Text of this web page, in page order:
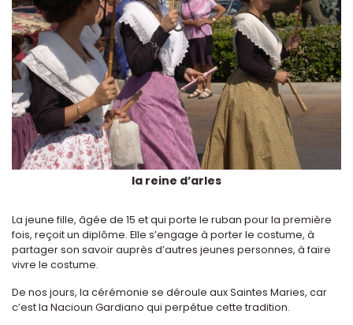
la reine d’arles
La jeune fille, âgée de 15 et qui porte le ruban pour la première
fois, reçoit un diplôme. Elle s’engage à porter le costume, à
partager son savoir auprès d’autres jeunes personnes, à faire
vivre le costume.
De nos jours, la cérémonie se déroule aux Saintes Maries, car
c’est la Nacioun Gardiano qui perpétue cette tradition.